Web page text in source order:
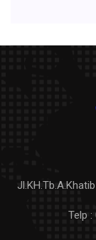
Telp